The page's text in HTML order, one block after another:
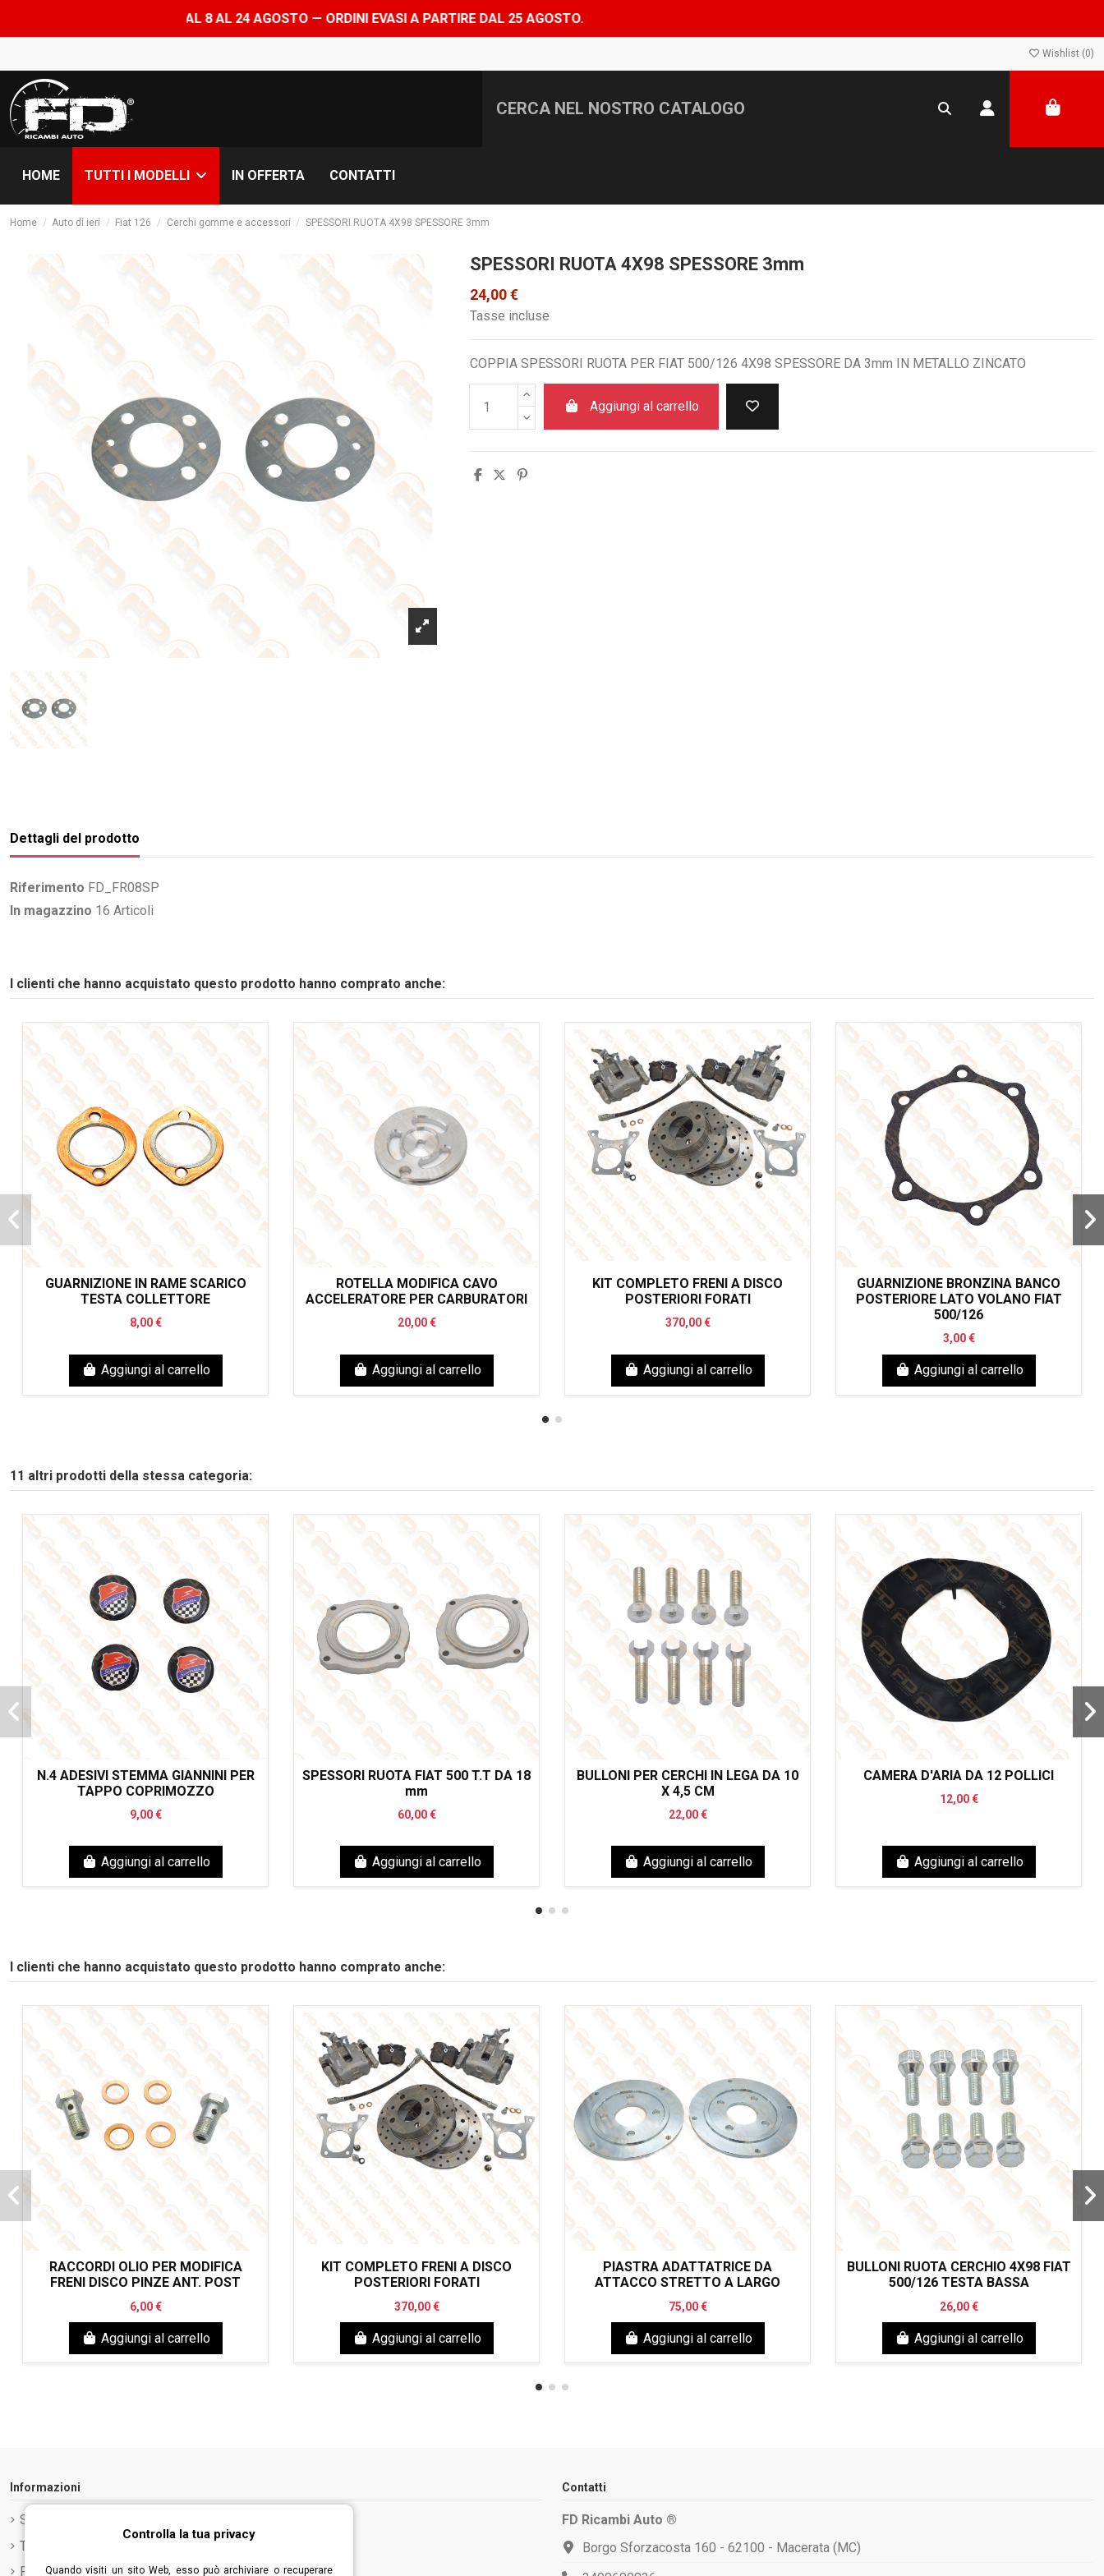
CHIUSO DAL 8 AL 24 AGOSTO — ORDINI EVASI A PARTIRE DAL 25 AGOSTO.
Wishlist (0)
HOME TUTTI I MODELLI IN OFFERTA CONTATTI
Home Auto di ieri Fiat 126 Cerchi gomme e accessori SPESSORI RUOTA 4X98 SPESSORE 3mm
SPESSORI RUOTA 4X98 SPESSORE 3mm
24,00 €
Tasse incluse
COPPIA SPESSORI RUOTA PER FIAT 500/126 4X98 SPESSORE DA 3mm IN METALLO ZINCATO
Aggiungi al carrello
Dettagli del prodotto
Riferimento FD_FR08SP
In magazzino 16 Articoli
I clienti che hanno acquistato questo prodotto hanno comprato anche:
GUARNIZIONE IN RAME SCARICO
TESTA COLLETTORE
8,00 €
Aggiungi al carrello
ROTELLA MODIFICA CAVO
ACCELERATORE PER CARBURATORI
20,00 €
Aggiungi al carrello
KIT COMPLETO FRENI A DISCO
POSTERIORI FORATI
370,00 €
Aggiungi al carrello
GUARNIZIONE BRONZINA BANCO
POSTERIORE LATO VOLANO FIAT
500/126
3,00 €
Aggiungi al carrello
11 altri prodotti della stessa categoria:
N.4 ADESIVI STEMMA GIANNINI PER
TAPPO COPRIMOZZO
9,00 €
Aggiungi al carrello
SPESSORI RUOTA FIAT 500 T.T DA 18
mm
60,00 €
Aggiungi al carrello
BULLONI PER CERCHI IN LEGA DA 10
X 4,5 CM
22,00 €
Aggiungi al carrello
CAMERA D'ARIA DA 12 POLLICI
12,00 €
Aggiungi al carrello
I clienti che hanno acquistato questo prodotto hanno comprato anche:
RACCORDI OLIO PER MODIFICA
FRENI DISCO PINZE ANT. POST
6,00 €
Aggiungi al carrello
KIT COMPLETO FRENI A DISCO
POSTERIORI FORATI
370,00 €
Aggiungi al carrello
PIASTRA ADATTATRICE DA
ATTACCO STRETTO A LARGO
75,00 €
Aggiungi al carrello
BULLONI RUOTA CERCHIO 4X98 FIAT
500/126 TESTA BASSA
26,00 €
Aggiungi al carrello
Informazioni
Spedizione e Consegna
Termini e condizioni d'uso
Privacy Policy
Contatti
FD Ricambi Auto ®
Borgo Sforzacosta 160 - 62100 - Macerata (MC)
Controlla la tua privacy
Quando visiti un sito Web, esso può archiviare o recuperare